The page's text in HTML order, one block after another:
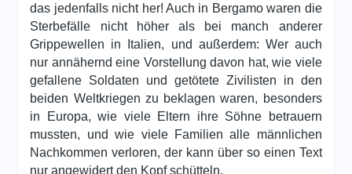
das jedenfalls nicht her! Auch in Bergamo waren die
Sterbefälle nicht höher als bei manch anderer
Grippewellen in Italien, und außerdem: Wer auch
nur annähernd eine Vorstellung davon hat, wie viele
gefallene Soldaten und getötete Zivilisten in den
beiden Weltkriegen zu beklagen waren, besonders
in Europa, wie viele Eltern ihre Söhne betrauern
mussten, und wie viele Familien alle männlichen
Nachkommen verloren, der kann über so einen Text
nur angewidert den Kopf schütteln.